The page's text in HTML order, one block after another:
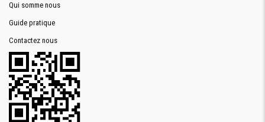
Qui somme nous
Guide pratique
Contactez nous